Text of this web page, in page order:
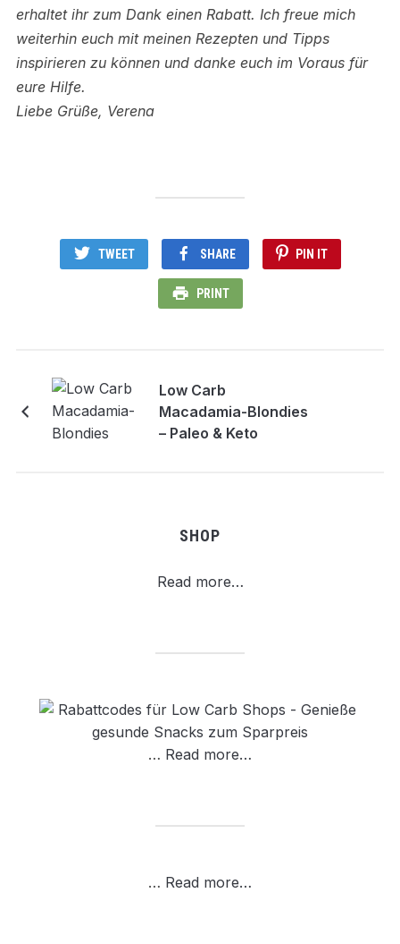
erhaltet ihr zum Dank einen Rabatt. Ich freue mich
weiterhin euch mit meinen Rezepten und Tipps
inspirieren zu können und danke euch im Voraus für
eure Hilfe.
Liebe Grüße, Verena
TWEET SHARE PIN IT
PRINT
Low Carb
Macadamia-Blondies
– Paleo & Keto
SHOP
Read more…
… Read more…
… Read more…